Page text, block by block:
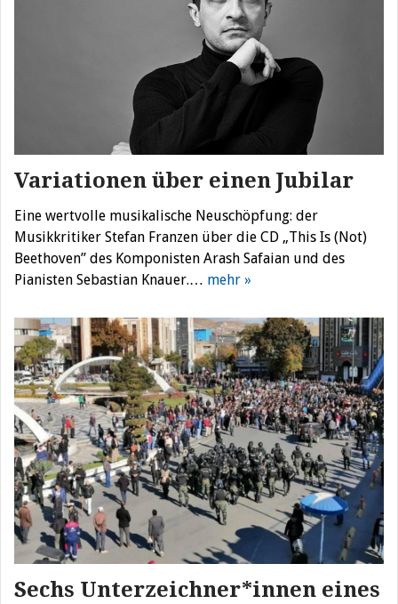
Variationen über einen Jubilar
Eine wertvolle musikalische Neuschöpfung: der
Musikkritiker Stefan Franzen über die CD „This Is (Not)
Beethoven” des Komponisten Arash Safaian und des
Pianisten Sebastian Knauer.… mehr »
Sechs Unterzeichner*innen eines